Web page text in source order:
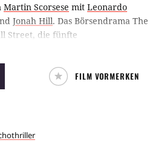
Martin Scorsese mit Leonardo
Jonah Hill. Das Börsendrama The
Street, die fünfte
erzählt vom Börsenmakler
den Geldgier und Größenwahn
FILM VORMERKEN